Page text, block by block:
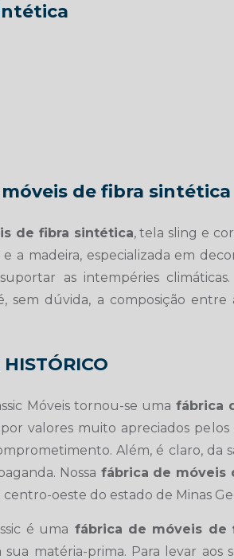
de fibra sintética
de fibra sintética, tela sling e
a madeira, especializada em
as intempéries
sem dúvida, a composição
Móveis tornou-se uma fábrica
valores muito apreciados pelos
Além, é claro, da
Nossa fábrica de móveis
oeste do estado de Minas
é uma fábrica de móveis de
matéria-prima. Para levar aos